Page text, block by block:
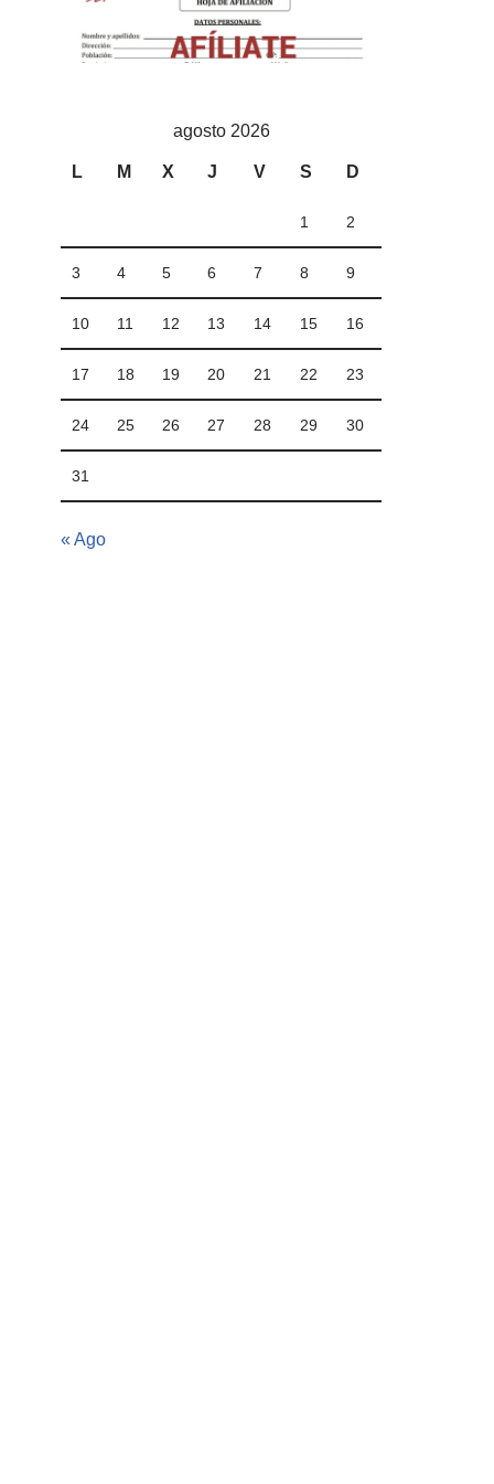
agosto 2026
L M X J V S D
1 2
3 4 5 6 7 8 9
10 11 12 13 14 15 16
17 18 19 20 21 22 23
24 25 26 27 28 29 30
31
« Ago